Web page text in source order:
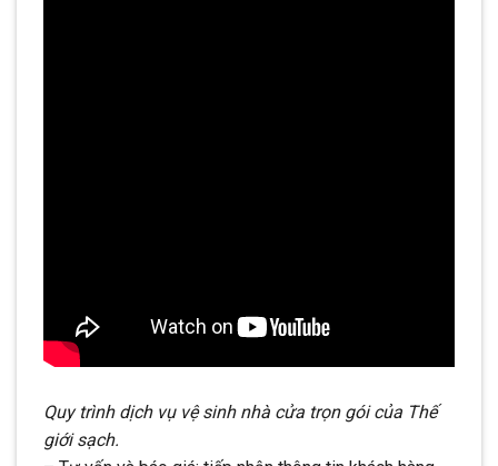
Quy trình dịch vụ vệ sinh nhà cửa trọn gói của Thế
giới sạch.